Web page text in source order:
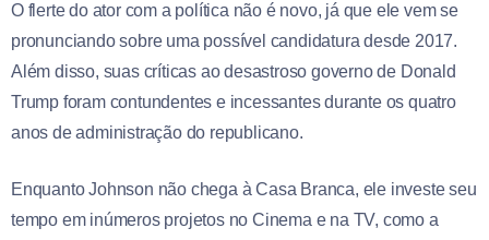
O flerte do ator com a política não é novo, já que ele vem se
pronunciando sobre uma possível candidatura desde 2017.
Além disso, suas críticas ao desastroso governo de Donald
Trump foram contundentes e incessantes durante os quatro
anos de administração do republicano.
Enquanto Johnson não chega à Casa Branca, ele investe seu
tempo em inúmeros projetos no Cinema e na TV, como a